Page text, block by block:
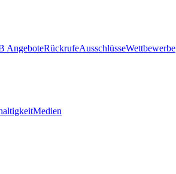
AngeboteRückrufeAusschlüsseWettbewerbe
Medien